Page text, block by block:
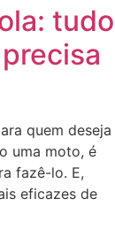
tudo
quem deseja
uma moto, é
fazê-lo. E,
eficazes de